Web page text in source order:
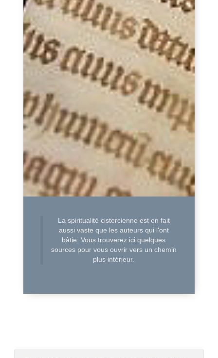
La spiritualité cistercienne est en fait
aussi vaste que les auteurs qui l'ont
bâtie. Vous trouverez ici quelques
sources pour vous ouvrir vers un chemin
plus intérieur.